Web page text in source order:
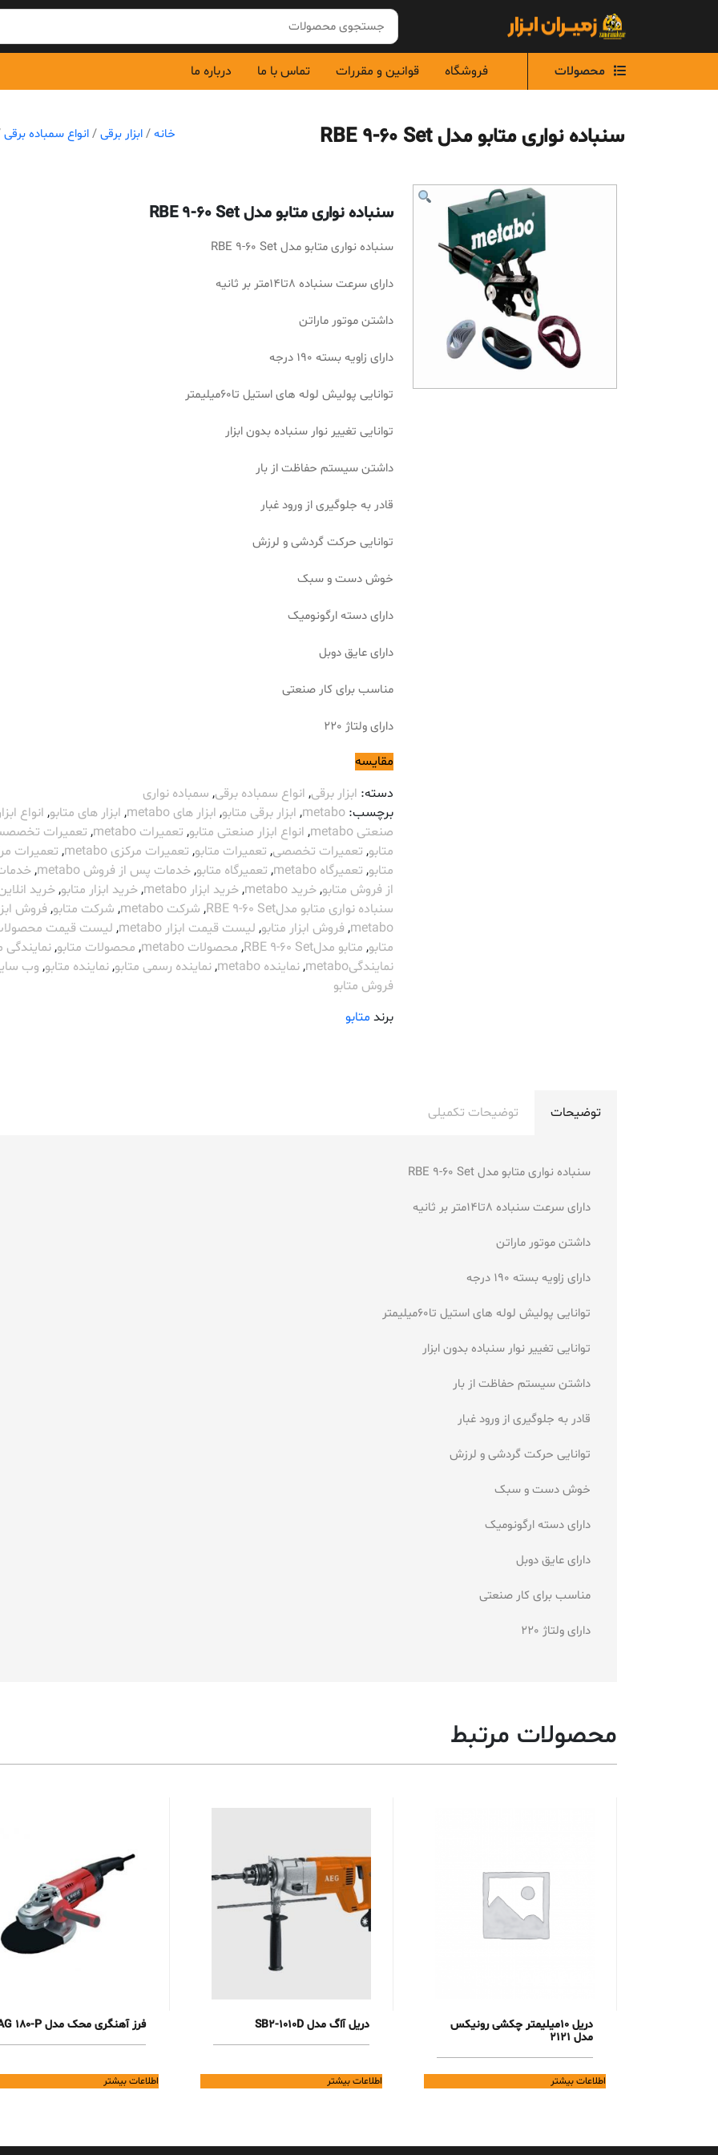
محصولات فروشگاه قوانین و مقررات تماس با ما درباره ما
سنباده نواری متابو مدل RBE 9-60 Set خانه /ابزار برقی /انواع سمباده برقی
سنباده نواری متابو مدل RBE 9-60 Set
سنباده نواری متابو مدل RBE 9-60 Set
دارای سرعت سنباده 8تا14متر بر ثانیه
داشتن موتور ماراتن
دارای زاویه بسته 190 درجه
توانایی پولیش لوله های استیل تا60میلیمتر
توانایی تغییر نوار سنباده بدون ابزار
داشتن سیستم حفاظت از بار
قادر به جلوگیری از ورود غبار
توانایی حرکت گردشی و لرزش
خوش دست و سبک
دارای دسته ارگونومیک
دارای عایق دوبل
مناسب برای کار صنعتی
دارای ولتاژ 220
مقایسه
دسته: ابزار برقی, انواع سمباده برقی, سمباده نواری
برچسب: metabo
, ابزار برقی متابو, ابزار های metabo , ابزار های متابو, انواع ابزار
صنعتی metabo
, انواع ابزار صنعتی متابو, تعمیرات metabo , تعمیرات
متابو, تعمیرات تخصصی, تعمیرات متابو, تعمیرات مرکزی metabo , تعمیرات
متابو, تعمیرگاه metabo , تعمیرگاه متابو,خدمات پس از فروش metabo ,
از فروش متابو,خرید metabo ,خرید ابزار metabo ,خرید ابزار متابو,خرید
سنباده نواری متابو مدلRBE 9-60 Set
, شرکت metabo , شرکت متابو, فروش
metabo
, فروش ابزار متابو, لیست قیمت ابزار metabo , لیست قیمت
متابو, متابو مدلRBE 9-60 Set , محصولات metabo , محصولات متابو,نمایندگی
نمایندگیmetabo
,نماینده metabo ,نماینده رسمی متابو,نماینده متابو, وب
فروش متابو
برند متابو
توضیحات توضیحات تکمیلی
سنباده نواری متابو مدل RBE 9-60 Set
دارای سرعت سنباده 8تا14متر بر ثانیه
داشتن موتور ماراتن
دارای زاویه بسته 190 درجه
توانایی پولیش لوله های استیل تا60میلیمتر
توانایی تغییر نوار سنباده بدون ابزار
داشتن سیستم حفاظت از بار
قادر به جلوگیری از ورود غبار
توانایی حرکت گردشی و لرزش
خوش دست و سبک
دارای دسته ارگونومیک
دارای عایق دوبل
مناسب برای کار صنعتی
دارای ولتاژ 220
محصولات مرتبط
دریل 10میلیمتر چکشی رونیکس
مدل 2121
اطلاعات بیشتر
دریل آاگ مدل SB2-1010D
اطلاعات بیشتر
فرز آهنگری محک مدل AG 180-P
اطلاعات بیشتر